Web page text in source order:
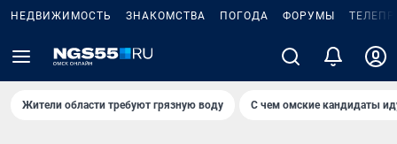
НЕДВИЖИМОСТЬ ЗНАКОМСТВА ПОГОДА ФОРУМЫ
Жители области требуют грязную воду С чем омские кандидаты